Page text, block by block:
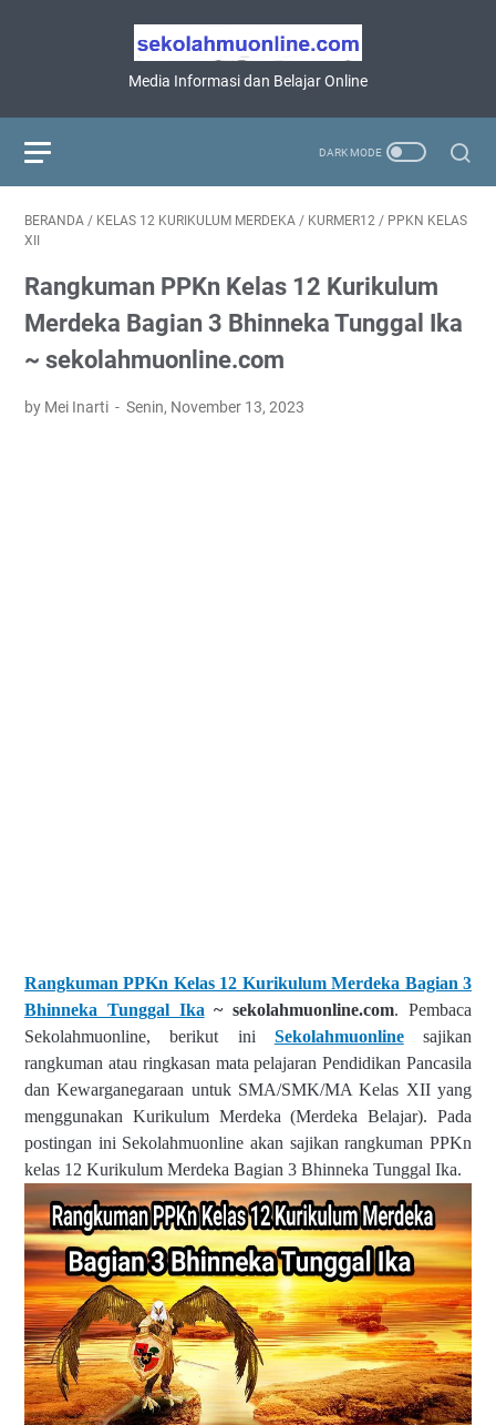
Media Informasi dan Belajar Online
BERANDA / KELAS 12 KURIKULUM MERDEKA / KURMER12 / PPKN KELAS
XII
Rangkuman PPKn Kelas 12 Kurikulum
Merdeka Bagian 3 Bhinneka Tunggal Ika
~ sekolahmuonline.com
by Mei Inarti Senin, November 13, 2023
Rangkuman PPKn Kelas 12 Kurikulum Merdeka Bagian 3
Bhinneka Tunggal Ika ~ sekolahmuonline.com. Pembaca
Sekolahmuonline, berikut ini Sekolahmuonlinesajikan
rangkuman atau ringkasan mata pelajaran Pendidikan Pancasila
dan Kewarganegaraan untuk SMA/SMK/MA Kelas XII yang
menggunakan Kurikulum Merdeka (Merdeka Belajar). Pada
postingan ini Sekolahmuonline akan sajikan rangkuman PPKn
kelas 12 Kurikulum Merdeka Bagian 3 Bhinneka Tunggal Ika.